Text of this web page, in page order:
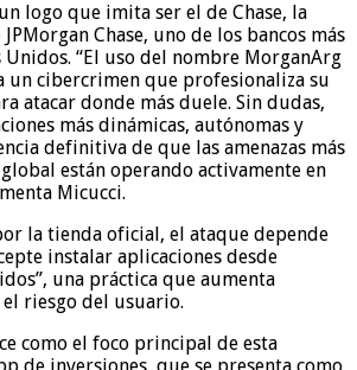
logo que imita ser el de Chase, la
Chase, uno de los bancos más
Unidos. “El uso del nombre MorganArg
un cibercrimen que profesionaliza su
atacar donde más duele. Sin dudas,
más dinámicas, autónomas y
definitiva de que las amenazas más
están operando activamente en
Micucci.
la tienda oficial, el ataque depende
instalar aplicaciones desde
una práctica que aumenta
riesgo del usuario.
como el foco principal de esta